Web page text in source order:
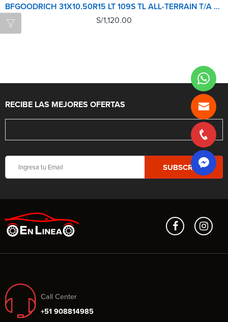
BFGOODRICH 31X10.50R15 LT 109S TL ALL-TERRAIN T/A KO2 LRC RWLGO
S/1,120.00
RECIBE LAS MEJORES OFERTAS
Call Center
+51 908814985